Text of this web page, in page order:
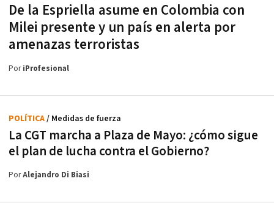
De la Espriella asume en Colombia con
Milei presente y un país en alerta por
amenazas terroristas
PoriProfesional
La CGT marcha a Plaza de Mayo: ¿cómo sigue
el plan de lucha contra el Gobierno?
POLÍTICA/ Medidas de fuerza
PorAlejandro Di Biasi